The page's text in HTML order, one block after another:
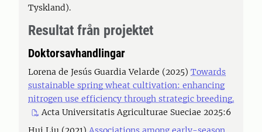
Tyskland).
Resultat från projektet
Doktorsavhandlingar
Lorena de Jesús Guardia Velarde (2025) Towards
sustainable spring wheat cultivation: enhancing
nitrogen use efficiency through strategic breeding.
Acta Universitatis Agriculturae Sueciae 2025:6